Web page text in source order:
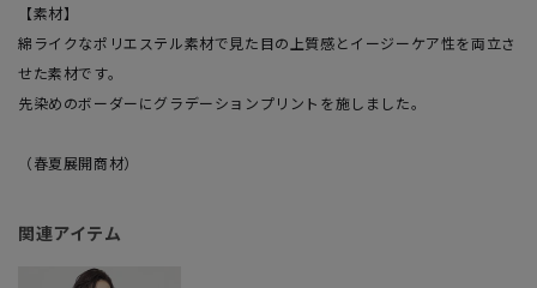
【素材】
綿ライクなポリエステル素材で見た目の上質感とイージーケア性を両立さ
せた素材です。
先染めのボーダーにグラデーションプリントを施しました。
（春夏展開商材）
関連アイテム